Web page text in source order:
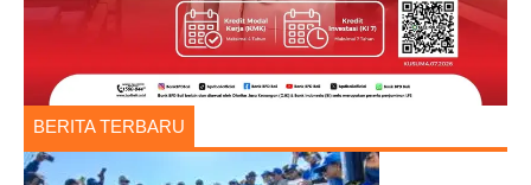
BERITA TERBARU